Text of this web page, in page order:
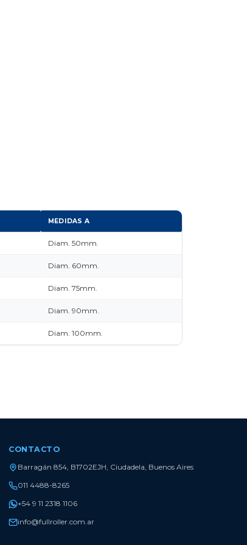
MEDIDAS A
Diam. 50mm.
Diam. 60mm.
Diam. 75mm.
Diam. 90mm.
Diam. 100mm.
CONTACTO
Barragán 854, B1702EJH, Ciudadela, Buenos Aires
011 4488-8265
+54 9 11 2318 1106
info@fullroller.com.ar